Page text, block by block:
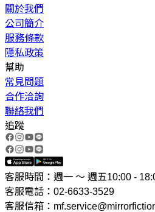
關於我們
公司簡介
服務條款
隱私政策
幫助
常見問題
合作洽詢
聯絡我們
追蹤
客服時間：週一 ～ 週五10:00 -
客服電話：02-6633-3529
客服信箱：